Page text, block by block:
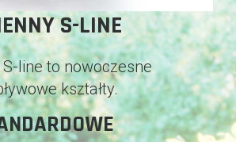
S-LINE
line to nowoczesne
kształty.